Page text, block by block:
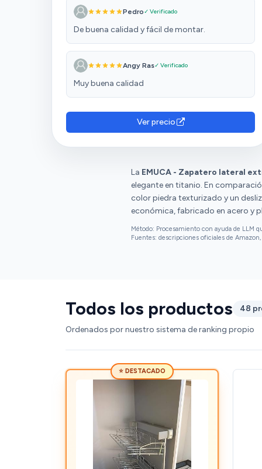
Pedro✓ Verificado
De buena calidad y fácil de montar.
Angy Ras✓ Verificado
Muy buena calidad
Ver precio
La EMUCA - Zapatero lateral
elegante en titanio. En
color piedra texturizado y un
económica, fabricado en acero y
Método: Procesamiento con ayuda de LLM
Fuentes: descripciones oficiales de
Todos los productos 48
Ordenados por nuestro sistema de ranking propio
⭐ DESTACADO